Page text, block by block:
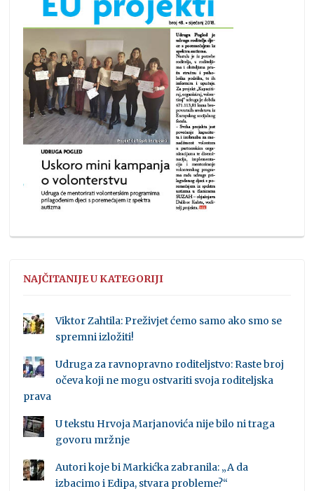
NAJČITANIJE U KATEGORIJI
Viktor Zahtila: Preživjet ćemo samo ako smo se
spremni izložiti!
Udruga za ravnopravno roditeljstvo: Raste broj
očeva koji ne mogu ostvariti svoja roditeljska
prava
U tekstu Hrvoja Marjanovića nije bilo ni traga
govoru mržnje
Autori koje bi Markićka zabranila: „A da
izbacimo i Edipa, stvara probleme?“